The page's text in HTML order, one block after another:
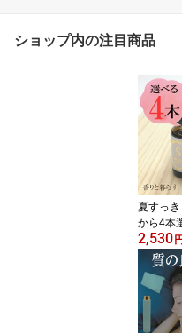
ショップ内の注目商品
夏すっ
から4本
アロマオ
ャルオ
2,530